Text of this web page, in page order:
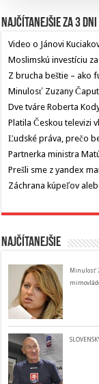
Najčítanejšie za 3 dni
Video o Jánovi
Moslimskú investíciu
Z brucha beštie – ako
Minulosť Zuzany
Dve tváre Roberta
Platila Českou televizi
Ľudské práva, prečo
Partnerka ministra
Prešli sme z yandex
Záchrana kúpeľov
Najčítanejšie
Minulosť